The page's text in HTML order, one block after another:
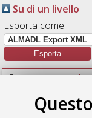
Su di un livello
Esporta come
Raggruppa per: